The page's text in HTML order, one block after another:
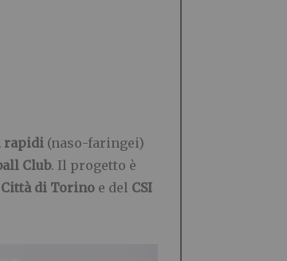
rapidi (naso-faringei)
Club. Il progetto è
di Torino e del CSI